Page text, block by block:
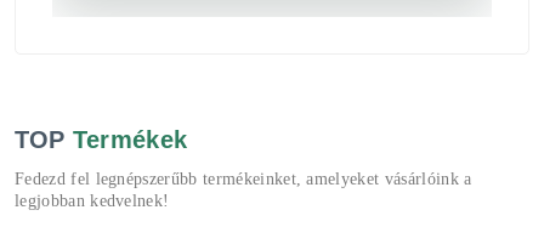
TOP Termékek
Fedezd fel legnépszerűbb termékeinket, amelyeket vásárlóink a
legjobban kedvelnek!